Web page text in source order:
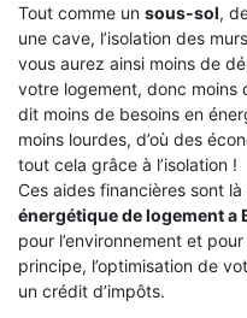
Tout comme un sous-sol,
une cave, l’isolation des
vous aurez ainsi moins de
votre logement, donc moins
dit moins de besoins en
moins lourdes, d’où des
tout cela grâce à l’isolation !
Ces aides financières sont
énergétique de logement a
pour l’environnement et
principe, l’optimisation de
un crédit d’impôts.